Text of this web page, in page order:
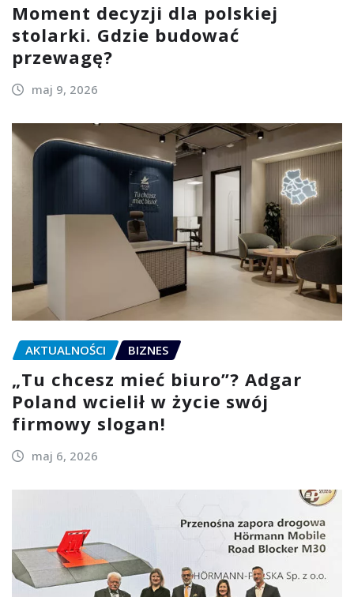
Moment decyzji dla polskiej
stolarki. Gdzie budować
przewagę?
maj 9, 2026
AKTUALNOŚCI BIZNES
„Tu chcesz mieć biuro”? Adgar
Poland wcielił w życie swój
firmowy slogan!
maj 6, 2026